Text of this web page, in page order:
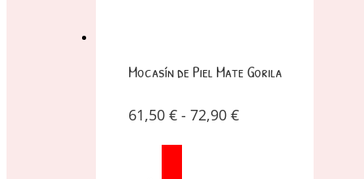
Mocasín de Piel Mate Gorila
61,50 € - 72,90 €